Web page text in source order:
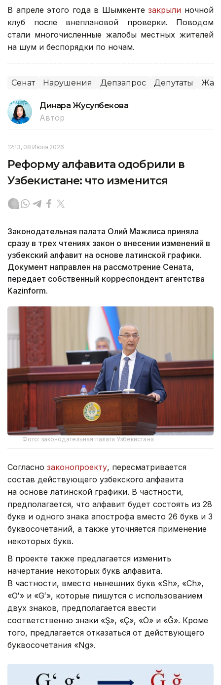
В апреле этого года в Шымкентезакрыли ночной
клуб после внеплановой проверки. Поводом
стали многочисленные жалобы местных жителей
на шум и беспорядки по ночам.
Сенат Нарушения Депзапрос Депутаты
Динара Жусупбекова
Автор
12:13, 08 Июля 2026
Реформу алфавита одобрили в
Узбекистане: что изменится
Законодательная палата Олий Мажлиса приняла
сразу в трех чтениях закон о внесении изменений в
узбекский алфавит на основе латинской графики.
Документ направлен на рассмотрение Сената,
передает собственный корреспондент агентства
Kazinform.
Фото: законодательная палата Узбекистана
Согласно законопроекту, пересматривается
состав действующего узбекского алфавита
на основе латинской графики. В частности,
предполагается, что алфавит будет состоять из 28
букв и одного знака апострофа вместо 26 букв и 3
буквосочетаний, а также уточняется применение
некоторых букв.
В проекте также предлагается изменить
начертание некоторых букв алфавита.
В частности, вместо нынешних букв «Sh», «Ch»,
«Oʻ» и «Gʻ», которые пишутся с использованием
двух знаков, предполагается ввести
соответственно знаки «Ş», «Ç», «Ö» и «Ğ». Кроме
того, предлагается отказаться от действующего
буквосочетания «Ng».